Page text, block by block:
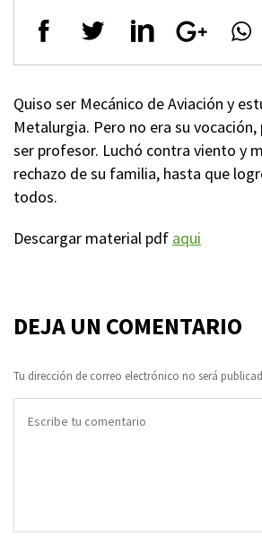
Quiso ser Mecánico de Aviación y
Metalurgia. Pero no era su
ser profesor. Luchó contra viento y
rechazo de su familia, hasta que
todos.
Descargar material pdf aqui
DEJA UN COMENTARIO
Tu dirección de correo electrónico no será